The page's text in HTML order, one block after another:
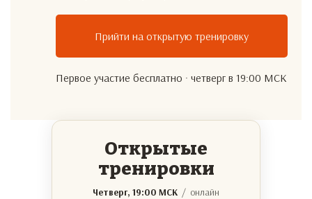
Прийти на открытую тренировку
Первое участие бесплатно · четверг в 19:00 МСК
Открытые
тренировки
Четверг, 19:00 МСК / онлайн